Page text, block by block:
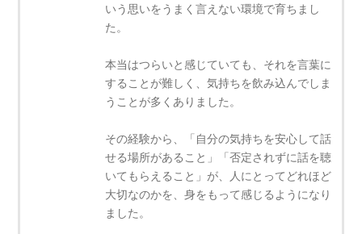
いう思いをうまく言えない環境で育ちまし
た。
本当はつらいと感じていても、それを言葉に
することが難しく、気持ちを飲み込んでしま
うことが多くありました。
その経験から、「自分の気持ちを安心して話
せる場所があること」「否定されずに話を聴
いてもらえること」が、人にとってどれほど
大切なのかを、身をもって感じるようになり
ました。